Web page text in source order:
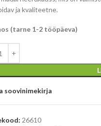
ja kvaliteetne.
(tarne 1-2 tööpäeva)
soovinimekirja
26610